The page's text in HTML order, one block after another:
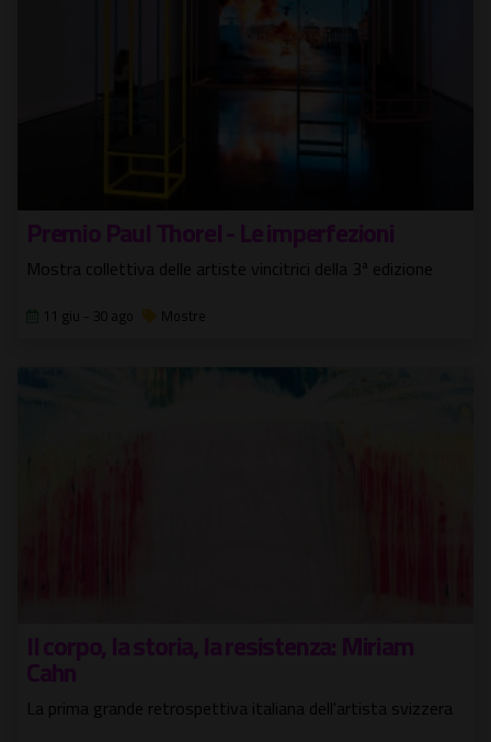
Premio Paul Thorel - Le imperfezioni
Mostra collettiva delle artiste vincitrici della 3ª edizione
11 giu - 30 ago Mostre
Il corpo, la storia, la resistenza: Miriam
Cahn
La prima grande retrospettiva italiana dell'artista svizzera